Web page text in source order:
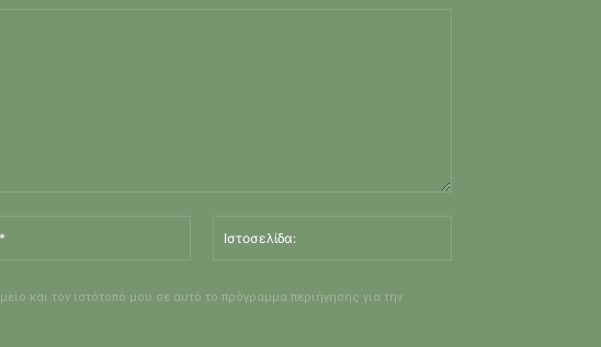
και τον ιστότοπό μου σε αυτό το πρόγραμμα περιήγησης για την